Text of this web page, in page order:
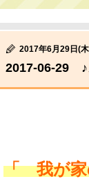
2017年6月29日(
2017-06-29 ♪
「 我が家